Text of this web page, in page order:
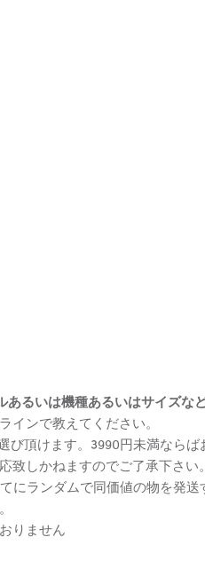
るいは機種あるいはサイズな
ンで教えてください。
頂けます。3990円未満なら
しかねますのでご了承下さい。
ランダムで同価値の物を発送
りません